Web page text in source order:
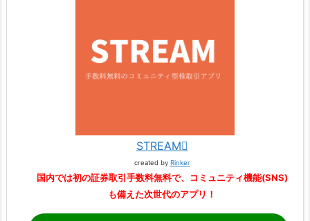
STREAM
created by Rinker
国内では初の証券取引手数料無料で、コミュニティ機能(SNS)
も備えた次世代のアプリ！